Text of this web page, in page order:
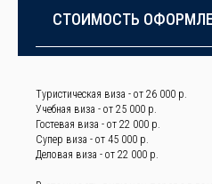
СТОИМОСТЬ
Туристическая виза - от 26 000 р.
Учебная виза - от 25 000 р.
Гостевая виза - от 22 000 р.
Супер виза - от 45 000 р.
Деловая виза - от 22 000 р.